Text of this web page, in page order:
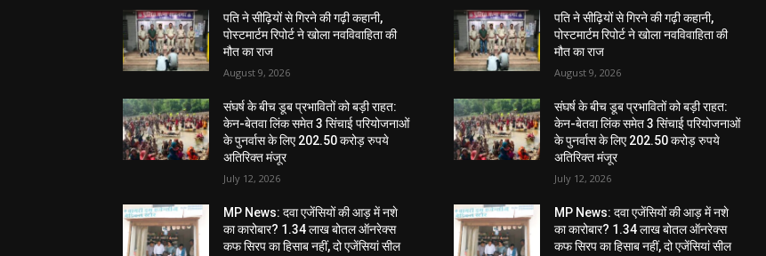
पति ने सीढ़ियों से गिरने की गढ़ी कहानी,
पोस्टमार्टम रिपोर्ट ने खोला नवविवाहिता की
मौत का राज
August 9, 2026
संघर्ष के बीच डूब प्रभावितों को बड़ी राहत:
केन-बेतवा लिंक समेत 3 सिंचाई परियोजनाओं
के पुनर्वास के लिए 202.50 करोड़ रुपये
अतिरिक्त मंजूर
July 12, 2026
MP News: दवा एजेंसियों की आड़ में नशे
का कारोबार? 1.34 लाख बोतल ऑनरेक्स
कफ सिरप का हिसाब नहीं, दो एजेंसियां सील
पति ने सीढ़ियों से गिरने की गढ़ी कहानी,
पोस्टमार्टम रिपोर्ट ने खोला नवविवाहिता की
मौत का राज
August 9, 2026
संघर्ष के बीच डूब प्रभावितों को बड़ी राहत:
केन-बेतवा लिंक समेत 3 सिंचाई परियोजनाओं
के पुनर्वास के लिए 202.50 करोड़ रुपये
अतिरिक्त मंजूर
July 12, 2026
MP News: दवा एजेंसियों की आड़ में नशे
का कारोबार? 1.34 लाख बोतल ऑनरेक्स
कफ सिरप का हिसाब नहीं, दो एजेंसियां सील